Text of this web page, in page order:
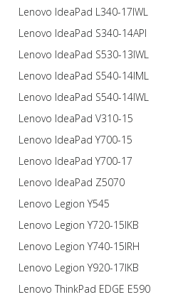
Lenovo IdeaPad L340-17IWL
Lenovo IdeaPad S340-14API
Lenovo IdeaPad S530-13IWL
Lenovo IdeaPad S540-14IML
Lenovo IdeaPad S540-14IWL
Lenovo IdeaPad V310-15
Lenovo IdeaPad Y700-15
Lenovo IdeaPad Y700-17
Lenovo IdeaPad Z5070
Lenovo Legion Y545
Lenovo Legion Y720-15IKB
Lenovo Legion Y740-15IRH
Lenovo Legion Y920-17IKB
Lenovo ThinkPad EDGE E590